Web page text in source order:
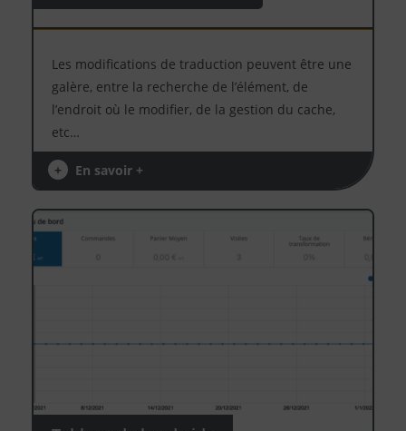
Les modifications de traduction peuvent être une
galère, entre la recherche de l’élément, de
l’endroit où le modifier, de la gestion du cache,
etc…
+ En savoir +